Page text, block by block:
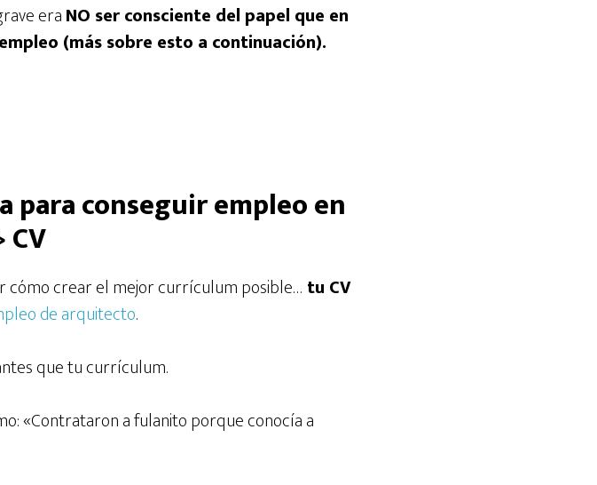
eraNO ser consciente del papel que en
(más sobre esto a continuación).
para conseguir empleo en
cómo crear el mejor currículum posible… tu CV
de arquitecto.
que tu currículum.
«Contrataron a fulanito porque conocía a